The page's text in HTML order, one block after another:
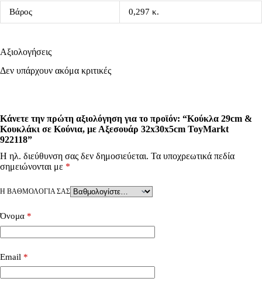
Βάρος 0,297 κ.
Αξιολογήσεις
Δεν υπάρχουν ακόμα κριτικές
Κάνετε την πρώτη αξιολόγηση για το προϊόν: “Κούκλα 29cm &
Κουκλάκι σε Κούνια, με Αξεσουάρ 32x30x5cm ToyMarkt
922118”
Η ηλ. διεύθυνση σας δεν δημοσιεύεται. Τα υποχρεωτικά πεδία
σημειώνονται με *
Η ΒΑΘΜΟΛΟΓΊΑ ΣΑΣ
Όνομα *
Email *